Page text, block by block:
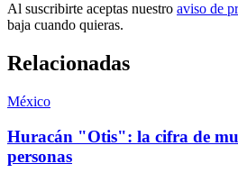
Al suscribirte aceptas nuestro aviso de
baja cuando quieras.
Relacionadas
México
Huracán "Otis": la cifra de
personas